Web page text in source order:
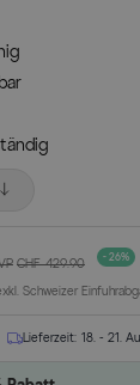
CHF 429.90 - 26%
Schweizer
Lieferzeit: 18. - 21.